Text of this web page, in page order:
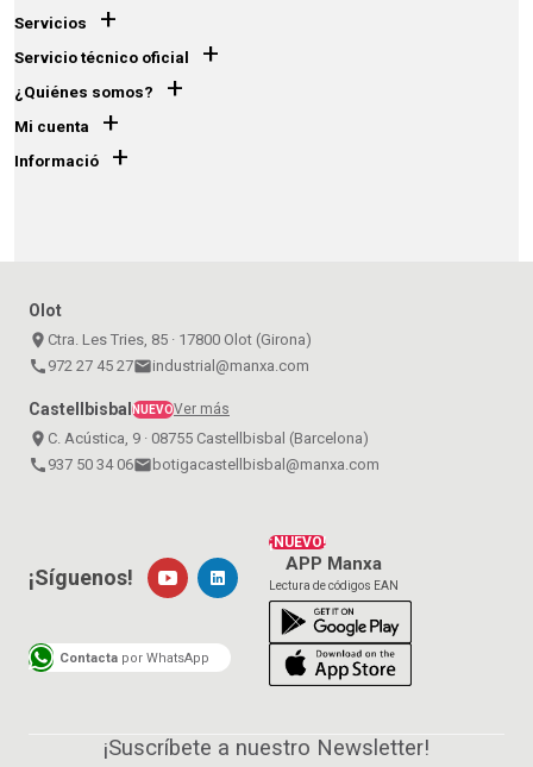
Servicios +
Servicio técnico oficial +
¿Quiénes somos? +
Mi cuenta +
Informació +
Olot
place Ctra. Les Tries, 85 · 17800 Olot (Girona)
call 972 27 45 27emailindustrial@manxa.com
CastellbisbalNUEVOVer más
place C. Acústica, 9 · 08755 Castellbisbal (Barcelona)
call 937 50 34 06emailbotigacastellbisbal@manxa.com
¡NUEVO!
APP Manxa
Lectura de códigos EAN
¡Síguenos!
Contacta por WhatsApp
¡Suscríbete a nuestro Newsletter!